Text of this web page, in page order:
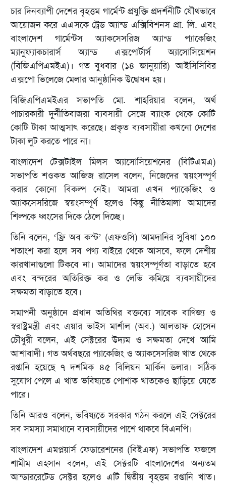
চার দিনব্যাপী দেশের বৃহত্তম গার্মেন্ট প্রযুক্তি প্রদর্শনীটি যৌথভাবে
আয়োজন করে এএসকে ট্রেড অ্যান্ড এক্সিবিশনস প্রা. লি. এবং
বাংলাদেশ গার্মেন্টস অ্যাকসেসরিজ অ্যান্ড প্যাকেজিং
ম্যানুফ্যাকচারার্স অ্যান্ড এক্সপোর্টার্স অ্যাসোসিয়েশন
(বিজিএপিএমইএ)। গত বুধবার (১৪ জানুয়ারি) আইসিসিবির
এক্সপো ভিলেজে মেলার আনুষ্ঠানিক উদ্বোধন হয়।
বিজিএপিএমইএর সভাপতি মো. শাহরিয়ার বলেন, অর্থ
পাচারকারী দুর্নীতিবাজরা ব্যবসায়ী সেজে ব্যাংক থেকে কোটি
কোটি টাকা আত্মসাৎ করেছে। প্রকৃত ব্যবসায়ীরা কখনো দেশের
টাকা লুট করতে পারে না।
বাংলাদেশ টেক্সটাইল মিলস অ্যাসোসিয়েশনের (বিটিএমএ)
সভাপতি শওকত আজিজ রাসেল বলেন, নিজেদের স্বয়ংসম্পূর্ণ
করার কোনো বিকল্প নেই। আমরা এখন প্যাকেজিং ও
অ্যাকসেসরিজে স্বয়ংসম্পূর্ণ হলেও কিছু নীতিমালা আমাদের
শিল্পকে ধ্বংসের দিকে ঠেলে দিচ্ছে।
তিনি বলেন, ‘ফ্রি অব কস্ট’ (এফওসি) আমদানির সুবিধা ১০০
শতাংশ করা হলে সব পণ্য বাইরে থেকে আসবে, ফলে দেশীয়
কারখানাগুলো টিকবে না। আমাদের স্বয়ংসম্পূর্ণতা বাড়াতে হবে
এবং বন্দরের অতিরিক্ত কর ও লেভি কমিয়ে ব্যবসায়ীদের
সক্ষমতা বাড়াতে হবে।
সমাপনী অনুষ্ঠানে প্রধান অতিথির বক্তব্যে সাবেক বাণিজ্য ও
স্বরাষ্ট্রমন্ত্রী এবং এয়ার ভাইস মার্শাল (অব.) আলতাফ হোসেন
চৌধুরী বলেন, এই সেক্টরের উদ্যম ও সক্ষমতা দেখে আমি
আশাবাদী। গত অর্থবছরে প্যাকেজিং ও অ্যাকসেসরিজ খাত থেকে
রপ্তানি হয়েছে ৭ দশমিক ৪৫ বিলিয়ন মার্কিন ডলার। সঠিক
সুযোগ পেলে এ খাত ভবিষ্যতে পোশাক খাতকেও ছাড়িয়ে যেতে
পারে।
তিনি আরও বলেন, ভবিষ্যতে সরকার গঠন করলে এই সেক্টরের
সব সমস্যা সমাধানে ব্যবসায়ীদের পাশে থাকবে বিএনপি।
বাংলাদেশ এমপ্লয়ার্স ফেডারেশনের (বিইএফ) সভাপতি ফজলে
শামীম এহসান বলেন, এই সেক্টরটি বাংলাদেশের অন্যতম
আন্ডাররেটেড সেক্টর হলেও এটি দ্বিতীয় বৃহত্তম রপ্তানি খাত।